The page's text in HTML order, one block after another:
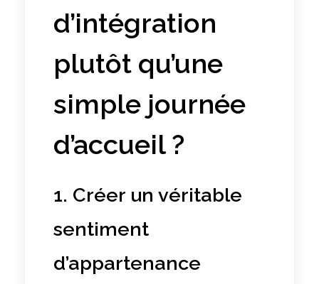
d’intégration
plutôt qu’une
simple journée
d’accueil ?
1. Créer un véritable
sentiment
d’appartenance